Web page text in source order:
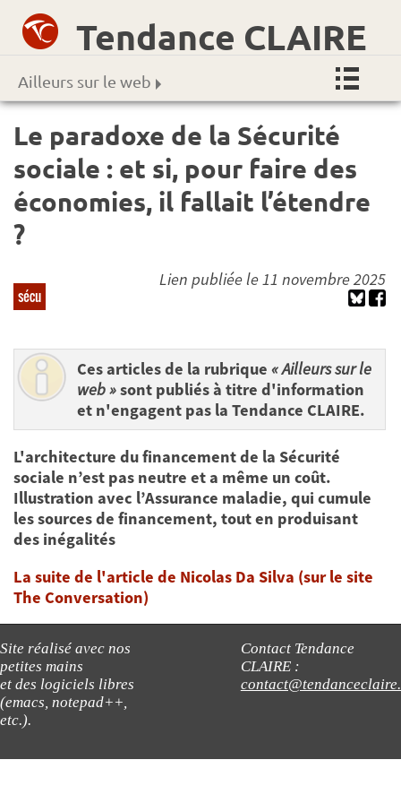
Tendance CLAIRE
Ailleurs sur le web
Le paradoxe de la Sécurité
sociale : et si, pour faire des
économies, il fallait l’étendre
?
sécu
Lien publiée le 11 novembre 2025
Ces articles de la rubrique « Ailleurs sur le
web »sont publiés à titre d'information
et n'engagent pas la Tendance CLAIRE.
L'architecture du financement de la Sécurité
sociale n’est pas neutre et a même un coût.
Illustration avec l’Assurance maladie, qui cumule
les sources de financement, tout en produisant
des inégalités
La suite de l'article de Nicolas Da Silva (sur le site
The Conversation)
Site réalisé avec nos
petites mains
et des logiciels libres
(emacs, notepad++,
etc.).
Contact Tendance
CLAIRE :